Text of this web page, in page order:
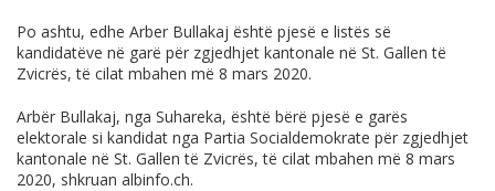
Po ashtu, edhe Arber Bullakaj është pjesë e listës së
kandidatëve në garë për zgjedhjet kantonale në St. Gallen të
Zvicrës, të cilat mbahen më 8 mars 2020.
Arbër Bullakaj, nga Suhareka, është bërë pjesë e garës
elektorale si kandidat nga Partia Socialdemokrate për zgjedhjet
kantonale në St. Gallen të Zvicrës, të cilat mbahen më 8 mars
2020, shkruan albinfo.ch.